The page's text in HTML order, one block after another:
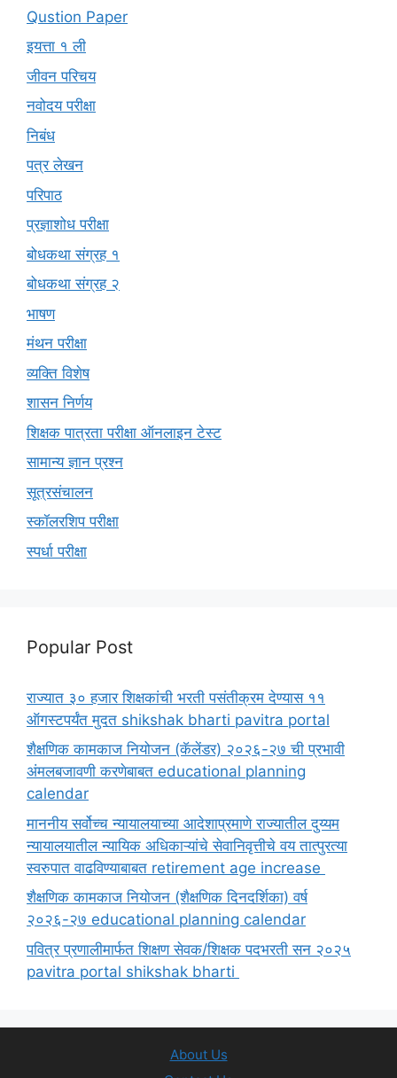
Qustion Paper
इयत्ता १ ली
जीवन परिचय
नवोदय परीक्षा
निबंध
पत्र लेखन
परिपाठ
प्रज्ञाशोध परीक्षा
बोधकथा संग्रह १
बोधकथा संग्रह २
भाषण
मंथन परीक्षा
व्यक्ति विशेष
शासन निर्णय
शिक्षक पात्रता परीक्षा ऑनलाइन टेस्ट
सामान्य ज्ञान प्रश्न
सूत्रसंचालन
स्कॉलरशिप परीक्षा
स्पर्धा परीक्षा
Popular Post
राज्यात ३० हजार शिक्षकांची भरती पसंतीक्रम देण्यास ११
ऑगस्टपर्यंत मुदत shikshak bharti pavitra portal
शैक्षणिक कामकाज नियोजन (कॅलेंडर) २०२६-२७ ची प्रभावी
अंमलबजावणी करणेबाबत educational planning
calendar
माननीय सर्वोच्च न्यायालयाच्या आदेशाप्रमाणे राज्यातील दुय्यम
न्यायालयातील न्यायिक अधिकाऱ्यांचे सेवानिवृत्तीचे वय तात्पुरत्या
स्वरुपात वाढविण्याबाबत retirement age increase
शैक्षणिक कामकाज नियोजन (शैक्षणिक दिनदर्शिका) वर्ष
२०२६-२७ educational planning calendar
पवित्र प्रणालीमार्फत शिक्षण सेवक/शिक्षक पदभरती सन २०२५
pavitra portal shikshak bharti
About Us